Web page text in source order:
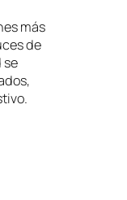
más
de
se